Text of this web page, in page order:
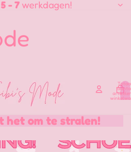
5 - 7werkdagen!
het om te stralen!
Schoenen